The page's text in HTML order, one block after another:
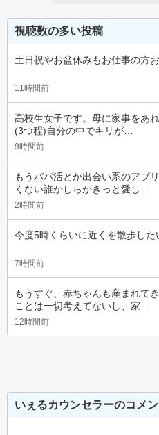
視聴数の多い投稿
土日祝やお盆休みもお仕事の方
11時間前
高校生女子です。母に家事をあ
(3つ程)自分の中でキリが…
9時間前
もうパパ活とか出会い系のアプ
くない誰かしらがきっと愛し…
2時間前
今度5時くらいに近くを散歩した
7時間前
もうすぐ、赤ちゃんも産まれて
ことは一切考えてないし、家…
12時間前
いぇるカウンセラーのコメン